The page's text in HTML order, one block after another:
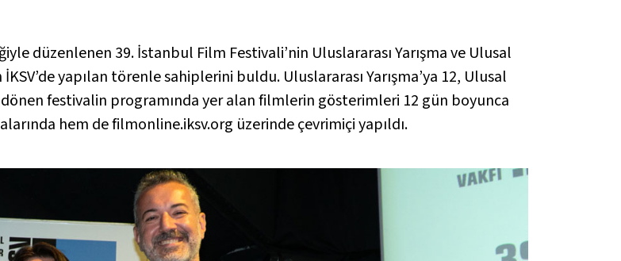
düzenlenen 39. İstanbul Film Festivali’nin Uluslararası Yarışma ve Ulusal
yapılan törenle sahiplerini buldu. Uluslararası Yarışma’ya 12, Ulusal
dönen festivalin programında yer alan filmlerin gösterimleri 12 gün boyunca
hem de filmonline.iksv.org üzerinde çevrimiçi yapıldı.